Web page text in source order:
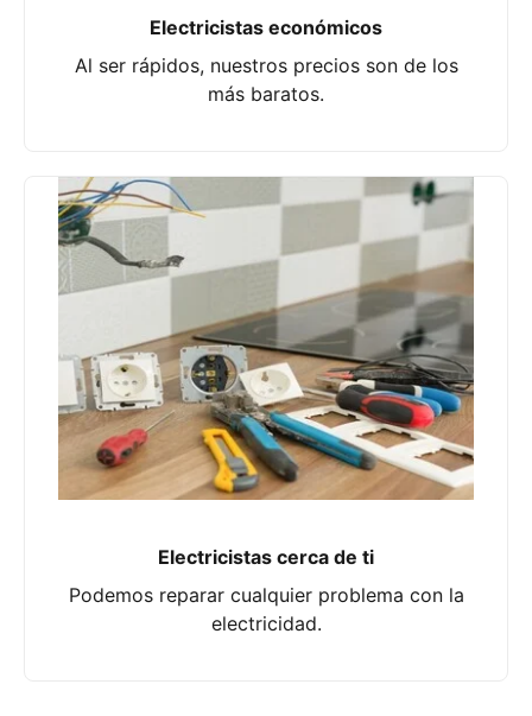
Electricistas económicos
Al ser rápidos, nuestros precios son de los
más baratos.
Electricistas cerca de ti
Podemos reparar cualquier problema con la
electricidad.